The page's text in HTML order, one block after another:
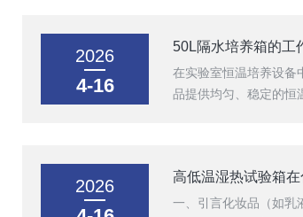
2026
4-16
50L隔水培养箱的工
在实验室恒温培养设备
品提供均匀、稳定的恒
2026 高低温湿热试验箱
一、引言化妆品（如乳